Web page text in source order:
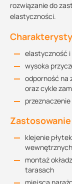
rozwiązanie do
elastyczności.
elastyczność
wysoka
odporność na
oraz cykle
Zastosowanie
klejenie
wewnętrznych
montaż
tarasach